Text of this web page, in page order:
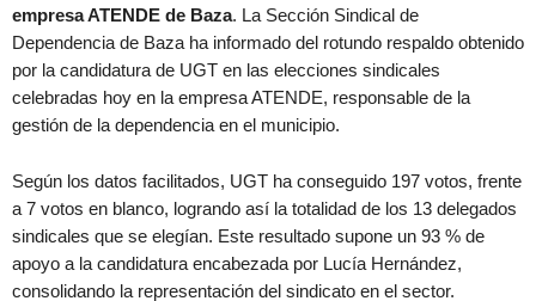
empresa ATENDE de Baza. La Sección Sindical de
Dependencia de Baza ha informado del rotundo respaldo obtenido
por la candidatura de UGT en las elecciones sindicales
celebradas hoy en la empresa ATENDE, responsable de la
gestión de la dependencia en el municipio.
Según los datos facilitados, UGT ha conseguido 197 votos, frente
a 7 votos en blanco, logrando así la totalidad de los 13 delegados
sindicales que se elegían. Este resultado supone un 93 % de
apoyo a la candidatura encabezada por Lucía Hernández,
consolidando la representación del sindicato en el sector.